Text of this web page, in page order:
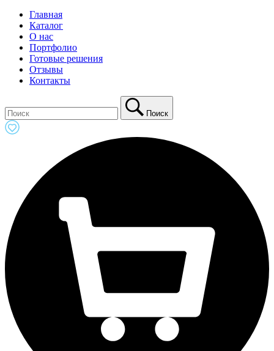
Главная
Каталог
О нас
Портфолио
Готовые решения
Отзывы
Контакты
Поиск